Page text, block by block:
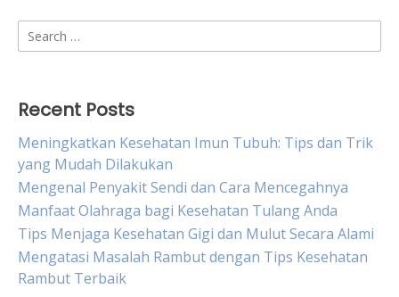
Search
for:
Recent Posts
Meningkatkan Kesehatan Imun Tubuh: Tips dan Trik
yang Mudah Dilakukan
Mengenal Penyakit Sendi dan Cara Mencegahnya
Manfaat Olahraga bagi Kesehatan Tulang Anda
Tips Menjaga Kesehatan Gigi dan Mulut Secara Alami
Mengatasi Masalah Rambut dengan Tips Kesehatan
Rambut Terbaik